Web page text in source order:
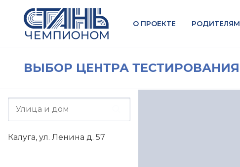
О ПРОЕКТЕ РОДИТЕЛЯМ
ВЫБОР ЦЕНТРА ТЕСТИРОВАНИЯ
Калуга, ул. Ленина д. 57